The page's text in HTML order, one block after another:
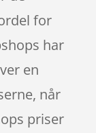
for
har
en
når
priser